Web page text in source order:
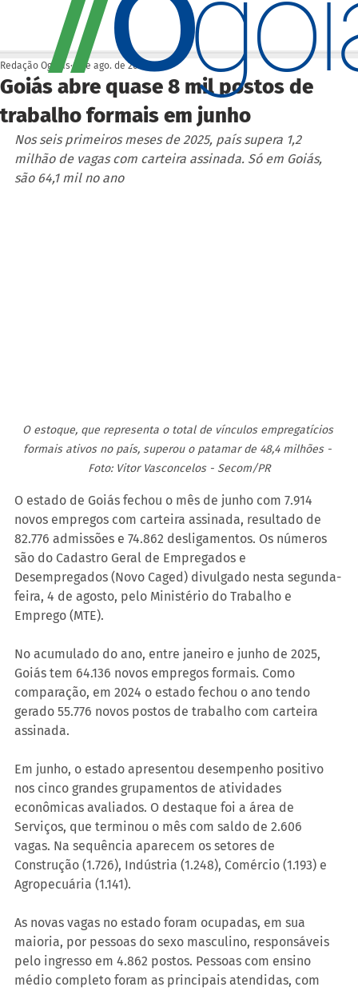
Goiás abre quase 8 mil postos de
trabalho formais em junho
Redação Ogoiás 6 de ago. de 2025
Nos seis primeiros meses de 2025, país supera 1,2
milhão de vagas com carteira assinada. Só em Goiás,
são 64,1 mil no ano
O estoque, que representa o total de vínculos empregatícios
formais ativos no país, superou o patamar de 48,4 milhões -
Foto: Vitor Vasconcelos - Secom/PR
O estado de Goiás fechou o mês de junho com 7.914
novos empregos com carteira assinada, resultado de
82.776 admissões e 74.862 desligamentos. Os números
são do Cadastro Geral de Empregados e
Desempregados (Novo Caged) divulgado nesta segunda-
feira, 4 de agosto, pelo Ministério do Trabalho e
Emprego (MTE).
No acumulado do ano, entre janeiro e junho de 2025,
Goiás tem 64.136 novos empregos formais. Como
comparação, em 2024 o estado fechou o ano tendo
gerado 55.776 novos postos de trabalho com carteira
assinada.
Em junho, o estado apresentou desempenho positivo
nos cinco grandes grupamentos de atividades
econômicas avaliados. O destaque foi a área de
Serviços, que terminou o mês com saldo de 2.606
vagas. Na sequência aparecem os setores de
Construção (1.726), Indústria (1.248), Comércio (1.193) e
Agropecuária (1.141).
As novas vagas no estado foram ocupadas, em sua
maioria, por pessoas do sexo masculino, responsáveis
pelo ingresso em 4.862 postos. Pessoas com ensino
médio completo foram as principais atendidas, com